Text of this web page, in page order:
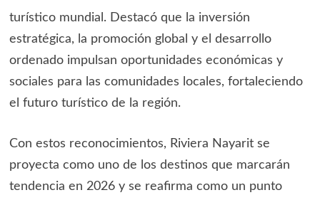
turístico mundial. Destacó que la inversión
estratégica, la promoción global y el desarrollo
ordenado impulsan oportunidades económicas y
sociales para las comunidades locales, fortaleciendo
el futuro turístico de la región.
Con estos reconocimientos, Riviera Nayarit se
proyecta como uno de los destinos que marcarán
tendencia en 2026 y se reafirma como un punto